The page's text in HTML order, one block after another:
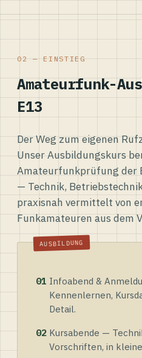
02 — EINSTIEG
Amateurfunk-
E13
Der Weg zum eigenen
Unser Ausbildungskurs
Amateurfunkprüfung der
— Technik,
praxisnah vermittelt von
Funkamateuren aus dem
01 Infoabend &
Kennenlernen,
Detail.
02 Kursabende —
Vorschriften, in